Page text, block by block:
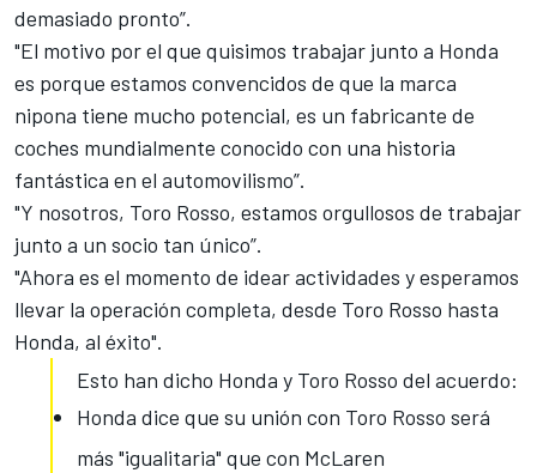
demasiado pronto”.
"El motivo por el que quisimos trabajar junto a Honda
es porque estamos convencidos de que la marca
nipona tiene mucho potencial, es un fabricante de
coches mundialmente conocido con una historia
fantástica en el automovilismo”.
"Y nosotros, Toro Rosso, estamos orgullosos de trabajar
junto a un socio tan único”.
"Ahora es el momento de idear actividades y esperamos
llevar la operación completa, desde Toro Rosso hasta
Honda, al éxito".
Esto han dicho Honda y Toro Rosso del acuerdo:
Honda dice que su unión con Toro Rosso será
más "igualitaria" que con McLaren